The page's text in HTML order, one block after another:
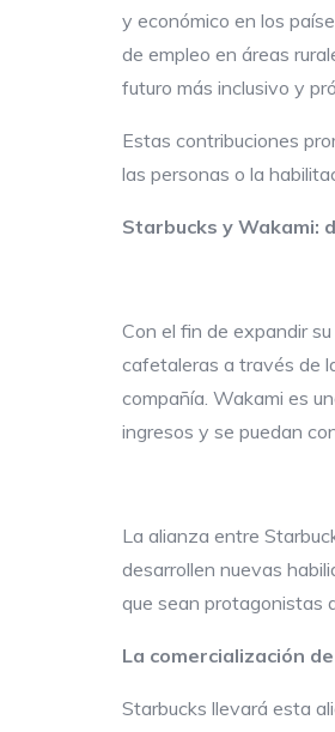
y económico en los
de empleo en áreas
futuro más inclusivo y
Estas contribuciones
las personas o la
Starbucks y Wakami:
Con el fin de expandir
cafetaleras a través de
compañía. Wakami es
ingresos y se puedan
La alianza entre
desarrollen nuevas
que sean protagonistas
La comercialización
Starbucks llevará esta